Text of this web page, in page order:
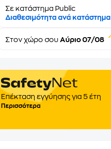
Σε κατάστημα Public
Διαθεσιμότητα ανά κατάστημα
Στονχώρο σου Αύριο 07/08
Επέκταση εγγύησης για 5 έτη
Περισσότερα